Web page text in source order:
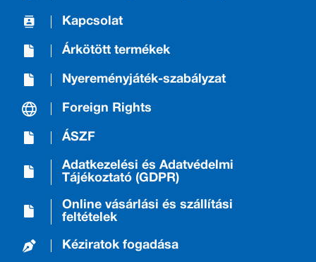
Kapcsolat
Árkötött termékek
Nyereményjáték-szabályzat
Foreign Rights
ÁSZF
Adatkezelési és Adatvédelmi
Tájékoztató (GDPR)
Online vásárlási és szállítási
feltételek
Kéziratok fogadása